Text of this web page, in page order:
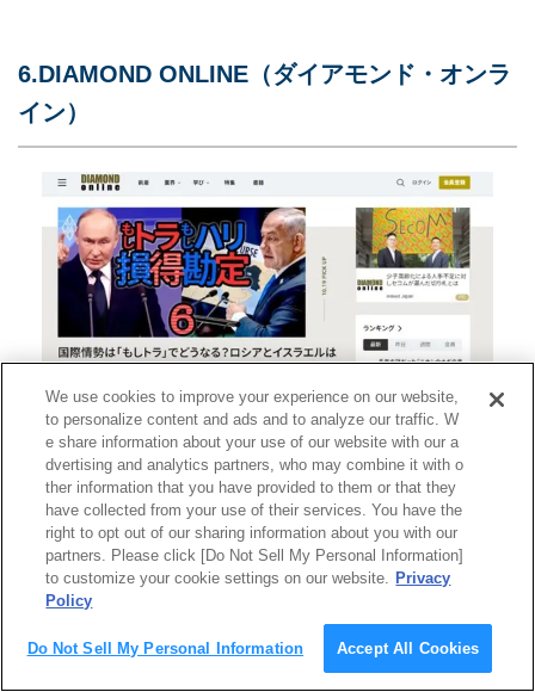
6.DIAMOND ONLINE（ダイアモンド・オンラ
イン）
出典元：『DIAMOND ONLINE（ダイアモンド・オ
ンライン）
DIAMOND ONLINEはダイヤモンド社が運営するビ
ジネスパーソン向けのニュースサイトです。
業界を深堀りした独自情報や、経営・経済・マネー
のスキルアップに関する情報を提供するなど、ビジ
ネスリーダーの意思決定に役立つニュースを配信し
We use cookies to improve your experience on our website,
to personalize content and ads and to analyze our traffic. W
e share information about your use of our website with our a
dvertising and analytics partners, who may combine it with o
ther information that you have provided to them or that they
have collected from your use of their services. You have the
right to opt out of our sharing information about you with our
partners. Please click [Do Not Sell My Personal Information]
to customize your cookie settings on our website. Privacy
Policy
Do Not Sell My Personal Information Accept All Cookies